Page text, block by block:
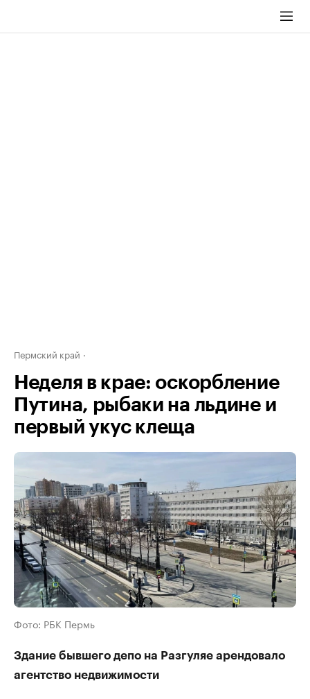
Пермский край
Неделя в крае: оскорбление
Путина, рыбаки на льдине и
первый укус клеща
Фото: РБК Пермь
Здание бывшего депо на Разгуляе арендовало
агентство недвижимости